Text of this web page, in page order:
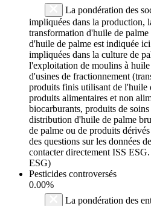
La pondération des
impliquées dans la production,
transformation d'huile de
d'huile de palme est indiquée
impliquées dans la culture de
l'exploitation de moulins à
d'usines de fractionnement
produits finis utilisant de l'huile
produits alimentaires et non
biocarburants, produits de
distribution d'huile de palme
de palme ou de produits
des questions sur les données
contacter directement ISS
ESG)
Pesticides controversés
0.00%
La pondération des